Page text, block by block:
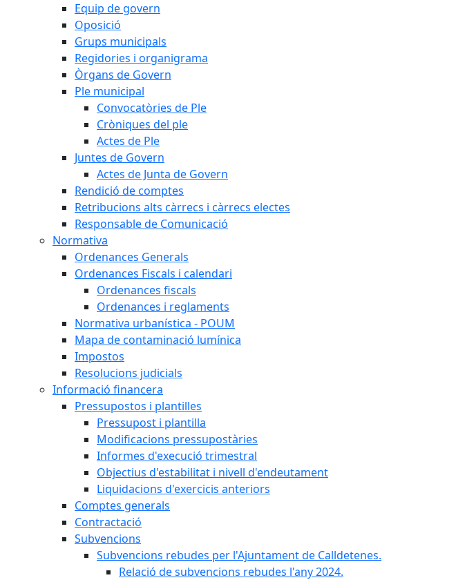
Equip de govern
Oposició
Grups municipals
Regidories i organigrama
Òrgans de Govern
Ple municipal
Convocatòries de Ple
Cròniques del ple
Actes de Ple
Juntes de Govern
Actes de Junta de Govern
Rendició de comptes
Retribucions alts càrrecs i càrrecs electes
Responsable de Comunicació
Normativa
Ordenances Generals
Ordenances Fiscals i calendari
Ordenances fiscals
Ordenances i reglaments
Normativa urbanística - POUM
Mapa de contaminació lumínica
Impostos
Resolucions judicials
Informació financera
Pressupostos i plantilles
Pressupost i plantilla
Modificacions pressupostàries
Informes d'execució trimestral
Objectius d'estabilitat i nivell d'endeutament
Liquidacions d'exercicis anteriors
Comptes generals
Contractació
Subvencions
Subvencions rebudes per l'Ajuntament de Calldetenes.
Relació de subvencions rebudes l'any 2024.